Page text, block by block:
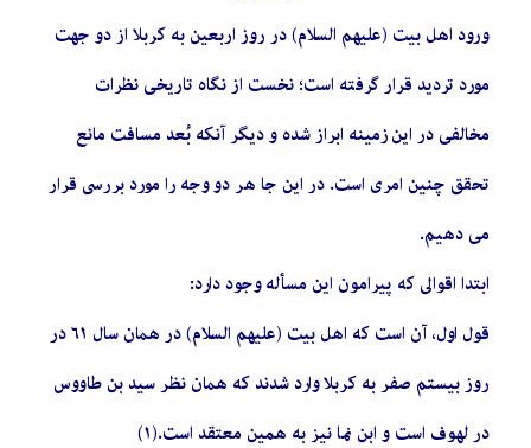
ورود اهل بیت (علیهم السلام) در روز اربعین به کربلا از دو جهت
مورد تردید قرار گرفته است؛ نخست از نگاه تاریخى نظرات
مخالفى در این زمینه ابراز شده و دیگر آنکه بُعد مسافت مانع
تحقق چنین امرى است. در این جا هر دو وجه را مورد بررسى قرار
مى‏ دهیم.
ابتدا اقوالى که پیرامون این مسأله وجود دارد:
قول اول، آن است که اهل بیت (علیهم السلام) در همان سال ٦١ در
روز بیستم صفر به کربلا وارد شدند که همان نظر سید بن طاووس
در لهوف است و ابن نما نیز به همین معتقد است.(١)